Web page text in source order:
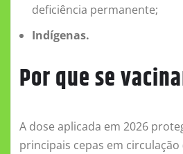
deficiência permanente;
Indígenas.
Por que se
A dose aplicada em 2026
principais cepas em